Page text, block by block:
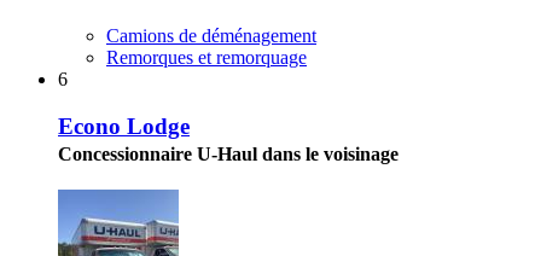
Camions de déménagement
Remorques et remorquage
6
Econo Lodge
Concessionnaire U-Haul dans le voisinage